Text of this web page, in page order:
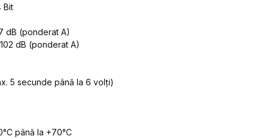
Bit
dB (ponderat A)
dB (ponderat A)
5 secunde până la 6 volți)
până la +70°C